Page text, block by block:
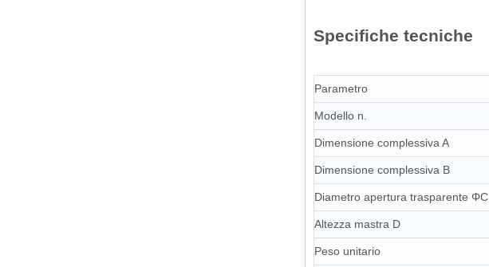
Specifiche tecniche
Parametro
Modello n.
Dimensione complessiva A
Dimensione complessiva B
Diametro apertura trasparente ΦC
Altezza mastra D
Peso unitario